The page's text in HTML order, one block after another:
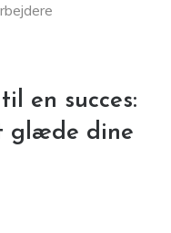
en succes:
glæde dine